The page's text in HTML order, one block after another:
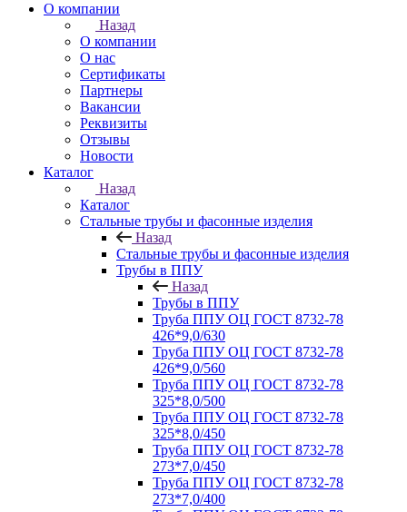
О компании
Назад
О компании
О нас
Сертификаты
Партнеры
Вакансии
Реквизиты
Отзывы
Новости
Каталог
Назад
Каталог
Стальные трубы и фасонные изделия
Назад
Стальные трубы и фасонные изделия
Трубы в ППУ
Назад
Трубы в ППУ
Труба ППУ ОЦ ГОСТ 8732-78
426*9,0/630
Труба ППУ ОЦ ГОСТ 8732-78
426*9,0/560
Труба ППУ ОЦ ГОСТ 8732-78
325*8,0/500
Труба ППУ ОЦ ГОСТ 8732-78
325*8,0/450
Труба ППУ ОЦ ГОСТ 8732-78
273*7,0/450
Труба ППУ ОЦ ГОСТ 8732-78
273*7,0/400